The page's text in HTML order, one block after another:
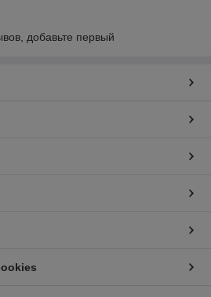
добавьте первый